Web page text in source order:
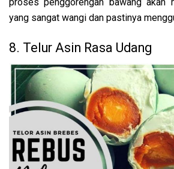
yang sangat wangi dan pastinya
8. Telur Asin Rasa Udang